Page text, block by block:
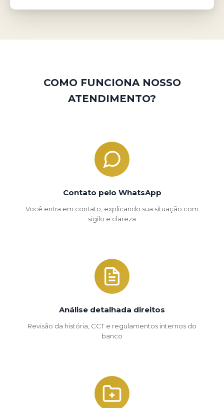
COMO FUNCIONA NOSSO
ATENDIMENTO?
Contato pelo WhatsApp
Você entra em contato, explicando sua situação com
sigilo e clareza
Análise detalhada direitos
Revisão da história, CCT e regulamentos internos do
banco